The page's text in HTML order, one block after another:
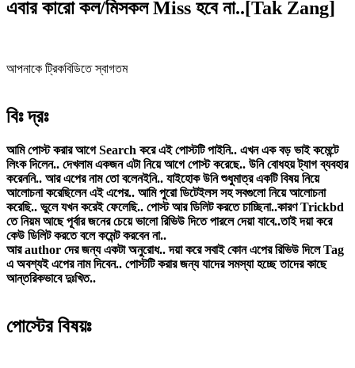
এবার কারো কল/মিসকল Miss হবে না..[Tak Zang]
আপনাকে ট্রিকবিডিতে স্বাগতম
বিঃ দ্রঃ
আমি পোস্ট করার আগে Search করে এই পোস্টটি পাইনি.. এখন এক বড় ভাই কমেন্টে
লিংক দিলেন.. দেখলাম একজন এটা নিয়ে আগে পোস্ট করেছে.. উনি বোধহয় ট্যাগ ব্যবহার
করেননি.. আর এপের নাম তো বলেনইনি.. যাইহোক উনি শুধুমাত্র একটি বিষয় নিয়ে
আলোচনা করেছিলেন এই এপের.. আমি পুরো ডিটেইলস সহ সবগুলো নিয়ে আলোচনা
করেছি.. ভুলে যখন করেই ফেলেছি.. পোস্ট আর ডিলিট করতে চাচ্ছিনা..কারণ Trickbd
তে নিয়ম আছে পূর্বার জনের চেয়ে ভালো রিভিউ দিতে পারলে দেয়া যাবে..তাই দয়া করে
কেউ ডিলিট করতে বলে কমেন্ট করবেন না..
আর author দের জন্য একটা অনুরোধ.. দয়া করে সবাই কোন এপের রিভিউ দিলে Tag
এ অবশ্যই এপের নাম দিবেন.. পোস্টটি করার জন্য যাদের সমস্যা হচ্ছে তাদের কাছে
আন্তরিকভাবে দুঃখিত..
পোস্টের বিষয়ঃ